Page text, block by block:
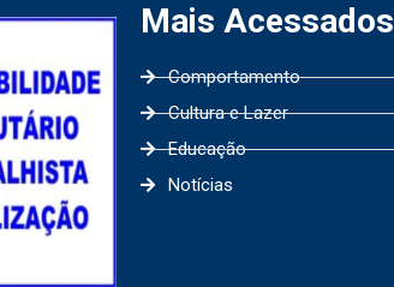
Mais Acessados
Comportamento
Cultura e Lazer
Educação
Notícias